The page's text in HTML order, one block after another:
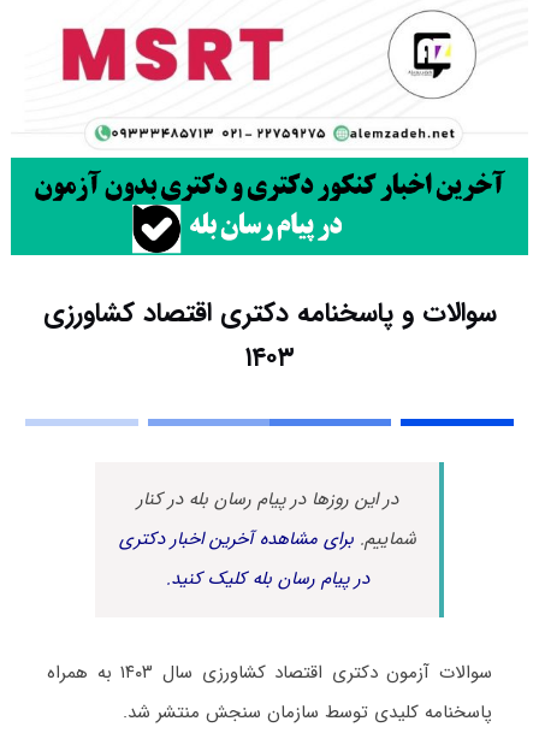
سوالات و پاسخنامه دکتری اقتصاد کشاورزی
۱۴۰۳
در این روزها در پیام رسان بله در کنار
شماییم.برای مشاهده آخرین اخبار دکتری
در پیام رسان بله کلیک کنید.
سوالات آزمون دکتری اقتصاد کشاورزی سال ۱۴۰۳ به همراه
پاسخنامه کلیدی توسط سازمان سنجش منتشر شد.